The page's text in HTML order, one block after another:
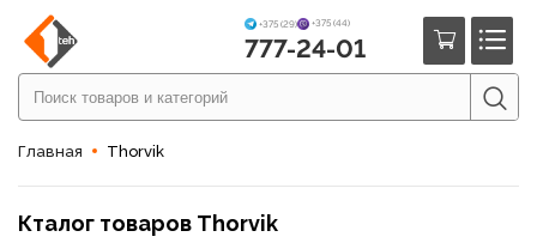
+375 (29) +375 (44)
777-24-01
Главная Thorvik
Кталог товаров Thorvik